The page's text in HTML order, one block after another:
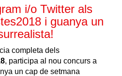
i/o Twitter als
i guanya un
completa dels
, participa al nou concurs a
un cap de setmana